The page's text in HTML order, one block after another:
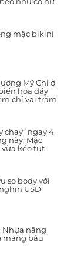
mặc bikini
Mỹ Chi ở
hóa đầy
chỉ vài trăm
chay” ngay 4
này: Mặc
kéo tụt
so body với
USD
Nhựa năng
mang bầu